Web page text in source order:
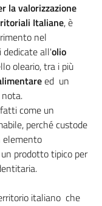
la valorizzazione
Italiane, è
nel
dedicate all'olio
oleario, tra i più
ed un
come un
perché custode
elemento
prodotto tipico per
italiano che